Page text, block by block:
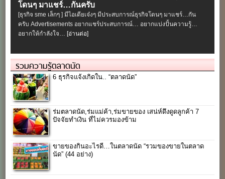
โดนๆ มาแชร์…กันครับ
[ธุรกิจ sme เล็กๆ ] มีไอเดียเจ๋งๆ มีประสบการณ์ธุรกิจโดนๆ มาแชร์…กัน
ครับ Advertisements อยากแชร์ประสบการณ์… อยากแบ่งปั้นความรู้…
อยากให้กำลังใจ… [อ่านต่อ]
รวมความรู้ตลาดนัด
6 ธุรกิจแจ้งเกิดใน.. “ตลาดนัด”
ร่มตลาดนัด,ร่มแม่ค้า,ร่มขายของ เสน่ห์ดึงดูดลูกค้า 7
ปัจจัยทำเงิน ที่ไม่ควรมองข้าม
ขายของกินอะไรดี…ในตลาดนัด “รวมของขายในตลาด
นัด” (44 อย่าง)